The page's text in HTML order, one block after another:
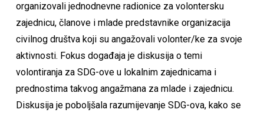
organizovali jednodnevne radionice za volontersku
zajednicu, članove i mlade predstavnike organizacija
civilnog društva koji su angažovali volonter/ke za svoje
aktivnosti. Fokus događaja je diskusija o temi
volontiranja za SDG-ove u lokalnim zajednicama i
prednostima takvog angažmana za mlade i zajednicu.
Diskusija je poboljšala razumijevanje SDG-ova, kako se